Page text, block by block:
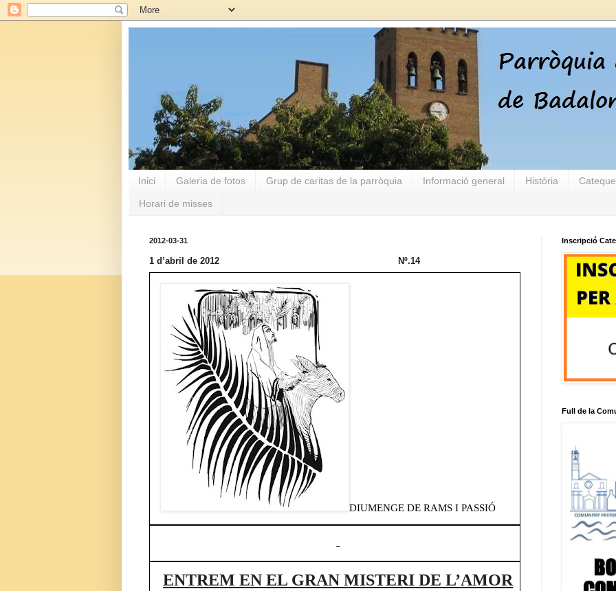
Inici Galeria de fotos Grup de caritas de la parròquia Informació general Història
Horari de misses
2012-03-31
1 d’abril de 2012 Nº.14
DIUMENGE DE RAMS I PASSIÓ
ENTREM EN EL GRAN MISTERI DE L’AMOR
Inscripció
Full de la